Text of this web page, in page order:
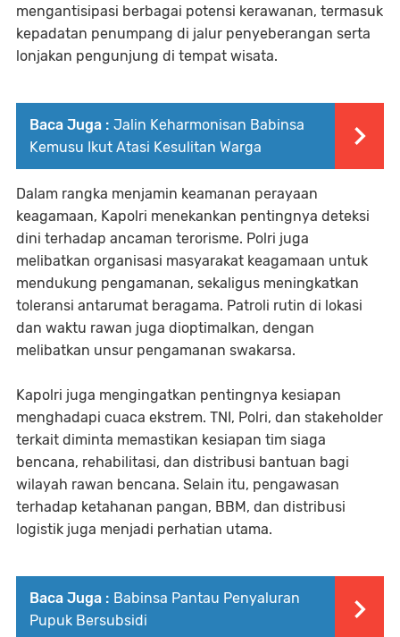
mengantisipasi berbagai potensi kerawanan, termasuk
kepadatan penumpang di jalur penyeberangan serta
lonjakan pengunjung di tempat wisata.
Baca Juga : Jalin Keharmonisan Babinsa
Kemusu Ikut Atasi Kesulitan Warga
Dalam rangka menjamin keamanan perayaan
keagamaan, Kapolri menekankan pentingnya deteksi
dini terhadap ancaman terorisme. Polri juga
melibatkan organisasi masyarakat keagamaan untuk
mendukung pengamanan, sekaligus meningkatkan
toleransi antarumat beragama. Patroli rutin di lokasi
dan waktu rawan juga dioptimalkan, dengan
melibatkan unsur pengamanan swakarsa.
Kapolri juga mengingatkan pentingnya kesiapan
menghadapi cuaca ekstrem. TNI, Polri, dan stakeholder
terkait diminta memastikan kesiapan tim siaga
bencana, rehabilitasi, dan distribusi bantuan bagi
wilayah rawan bencana. Selain itu, pengawasan
terhadap ketahanan pangan, BBM, dan distribusi
logistik juga menjadi perhatian utama.
Baca Juga : Babinsa Pantau Penyaluran
Pupuk Bersubsidi